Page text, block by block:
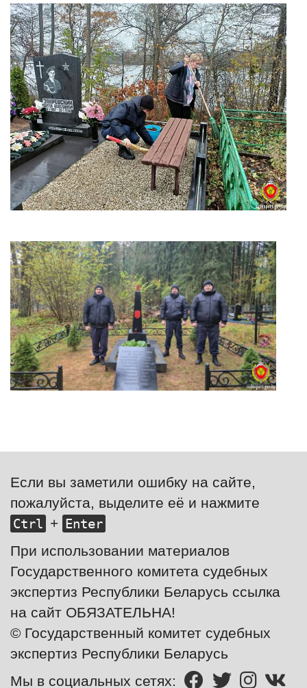
Если вы заметили ошибку на сайте,
пожалуйста, выделите её и нажмите
Ctrl + Enter
При использовании материалов
Государственного комитета судебных
экспертиз Республики Беларусь ссылка
на сайт ОБЯЗАТЕЛЬНА!
© Государственный комитет судебных
экспертиз Республики Беларусь
Мы в социальных сетях: